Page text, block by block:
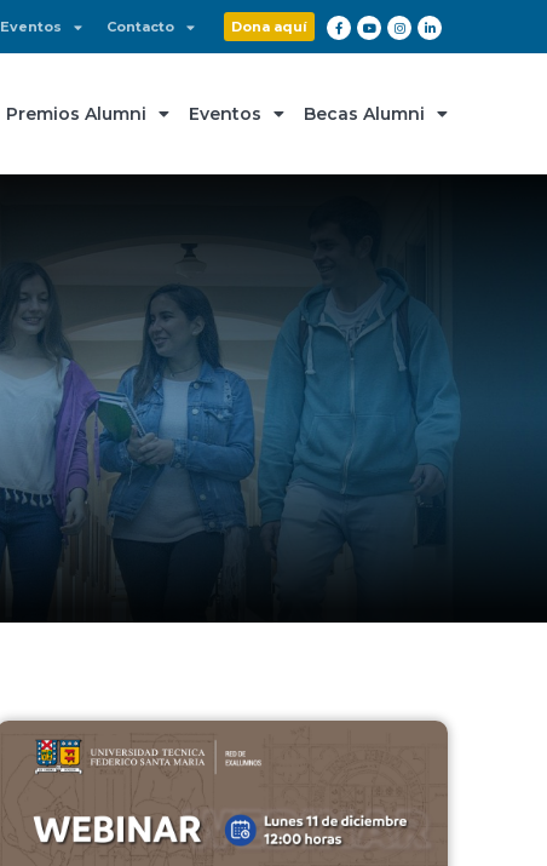
Eventos Contacto Dona aquí
Premios Alumni Eventos Becas Alumni